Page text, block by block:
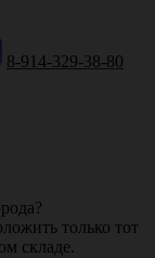
8-914-329-38-80
только тот
складе.